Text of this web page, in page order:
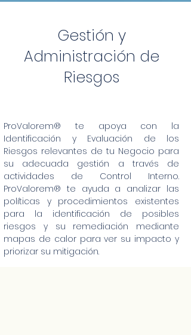
Gestión y
Administración de
Riesgos
​ProValorem® te apoya con la
Identificación y Evaluación de los
Riesgos relevantes de tu Negocio para
su adecuada gestión a través de
actividades de Control Interno.
ProValorem® te ayuda a analizar las
políticas y procedimientos existentes
para la identificación de posibles
riesgos y su remediación mediante
mapas de calor para ver su impacto y
priorizar su mitigación.